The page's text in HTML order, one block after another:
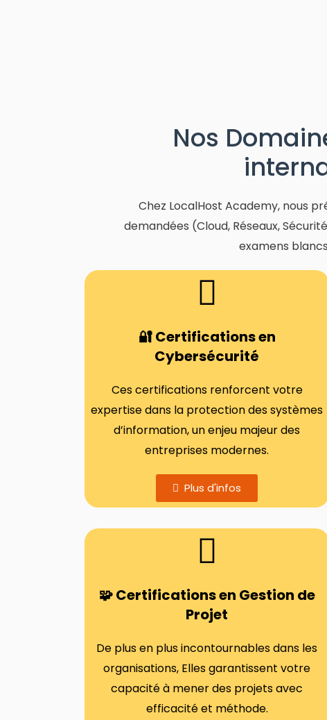
Nos
Chez LocalHost Academy, nous
demandées (Cloud, Réseaux,
examens
🔐 Certifications en
Cybersécurité
Ces certifications renforcent votre
expertise dans la protection des systèmes
d’information, un enjeu majeur des
entreprises modernes.
Plus d'infos
🧩 Certifications en Gestion de
Projet
De plus en plus incontournables dans les
organisations, Elles garantissent votre
capacité à mener des projets avec
efficacité et méthode.